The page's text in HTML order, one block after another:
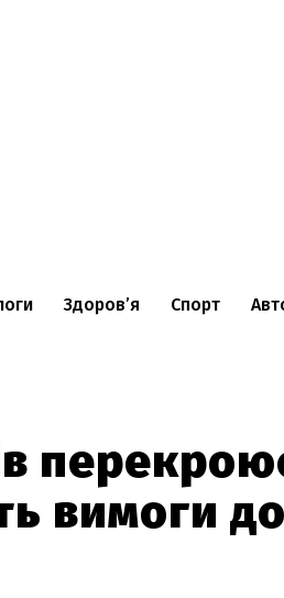
Здоров’я Спорт
вимоги